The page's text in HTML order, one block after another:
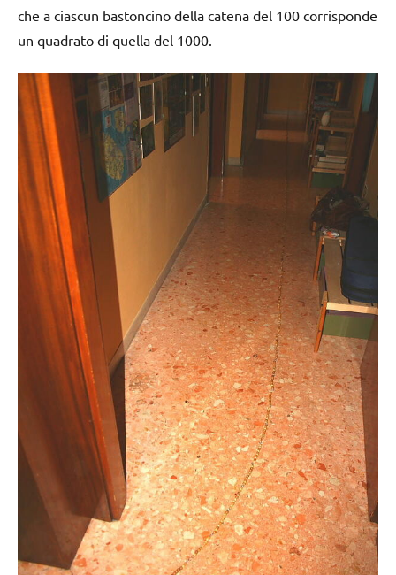
che a ciascun bastoncino della catena del 100 corrisponde
un quadrato di quella del 1000.